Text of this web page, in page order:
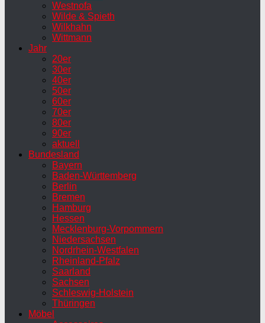
Westnofa
Wilde & Spieth
Wilkhahn
Wittmann
Jahr
20er
30er
40er
50er
60er
70er
80er
90er
aktuell
Bundesland
Bayern
Baden-Württemberg
Berlin
Bremen
Hamburg
Hessen
Mecklenburg-Vorpommern
Niedersachsen
Nordrhein-Westfalen
Rheinland-Pfalz
Saarland
Sachsen
Schleswig-Holstein
Thüringen
Möbel